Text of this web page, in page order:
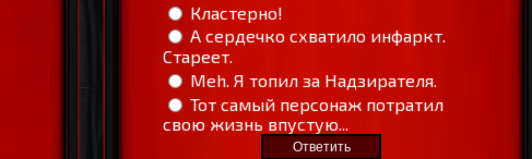
Кластерно!
А сердечко схватило инфаркт.
Стареет.
Meh. Я топил за Надзирателя.
Тот самый персонаж потратил
свою жизнь впустую...